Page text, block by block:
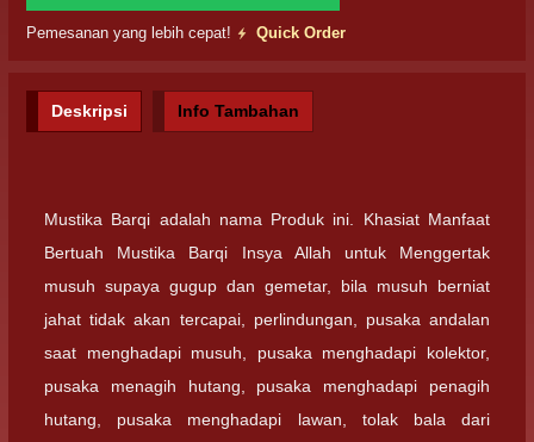
Pemesanan yang lebih cepat! Quick Order
Deskripsi Info Tambahan
Mustika Barqi adalah nama Produk ini. Khasiat Manfaat
Bertuah Mustika Barqi Insya Allah untuk Menggertak
musuh supaya gugup dan gemetar, bila musuh berniat
jahat tidak akan tercapai, perlindungan, pusaka andalan
saat menghadapi musuh, pusaka menghadapi kolektor,
pusaka menagih hutang, pusaka menghadapi penagih
hutang, pusaka menghadapi lawan, tolak bala dari